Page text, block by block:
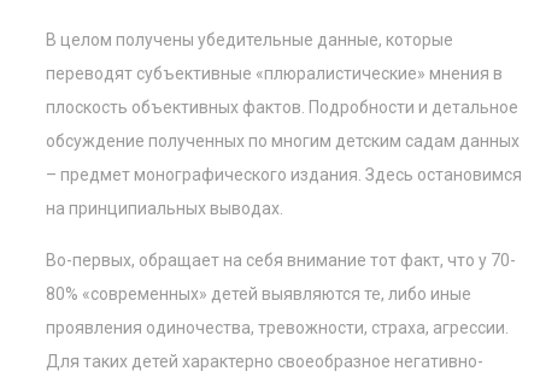
В целом получены убедительные данные, которые
переводят субъективные «плюралистические» мнения в
плоскость объективных фактов. Подробности и детальное
обсуждение полученных по многим детским садам данных
– предмет монографического издания. Здесь остановимся
на принципиальных выводах.
Во-первых, обращает на себя внимание тот факт, что у 70-
80% «современных» детей выявляются те, либо иные
проявления одиночества, тревожности, страха, агрессии.
Для таких детей характерно своеобразное негативно-